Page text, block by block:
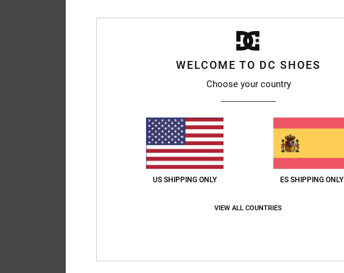
WELCOME TO DC SHOES
Choose your country
US SHIPPING ONLY ES SHIPPING ONLY
VIEW ALL COUNTRIES